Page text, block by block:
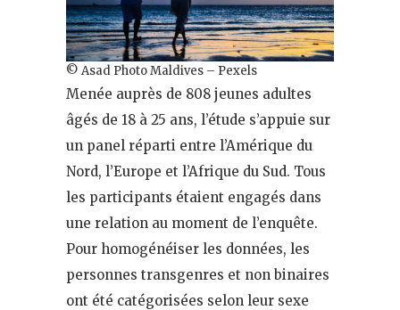
© Asad Photo Maldives – Pexels
Menée auprès de 808 jeunes adultes
âgés de 18 à 25 ans, l’étude s’appuie sur
un panel réparti entre l’Amérique du
Nord, l’Europe et l’Afrique du Sud. Tous
les participants étaient engagés dans
une relation au moment de l’enquête.
Pour homogénéiser les données, les
personnes transgenres et non binaires
ont été catégorisées selon leur sexe